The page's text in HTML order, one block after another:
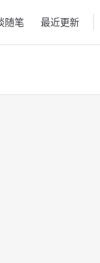
随笔 最近更新